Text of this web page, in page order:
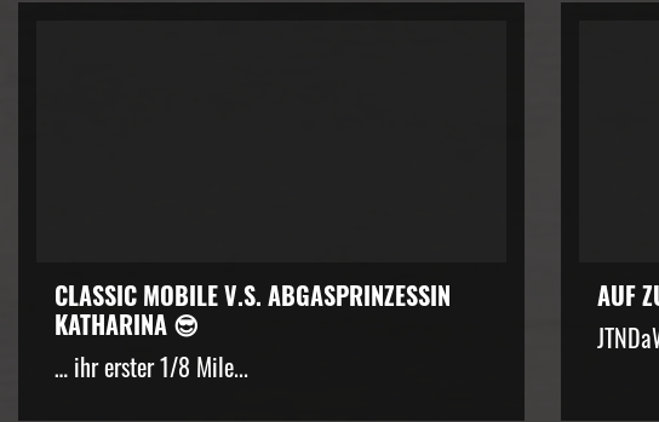
CLASSIC MOBILE V.S. ABGASPRINZESSIN
KATHARINA 😎
… ihr erster 1/8 Mile...
AUF